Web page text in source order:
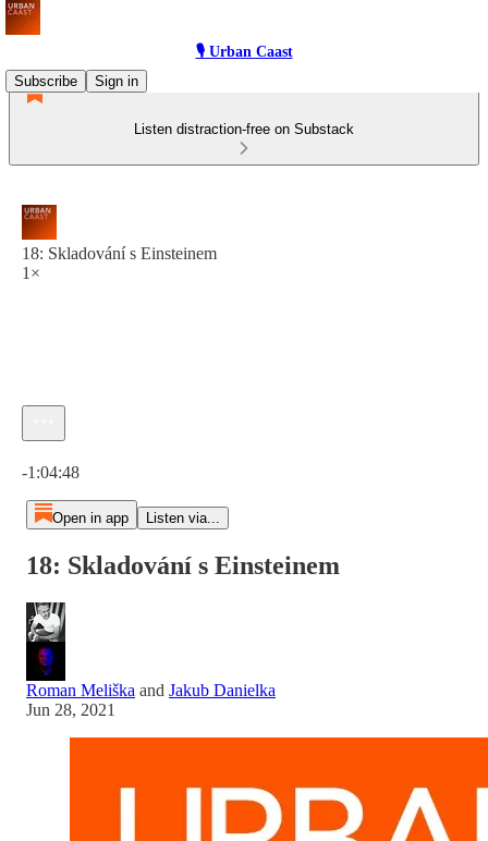
🎙 Urban Caast
Subscribe
Sign in
Listen distraction-free on Substack
18: Skladování s Einsteinem
1×
-1:04:48
Open in app Listen via...
18: Skladování s Einsteinem
Roman Meliška and Jakub Danielka
Jun 28, 2021